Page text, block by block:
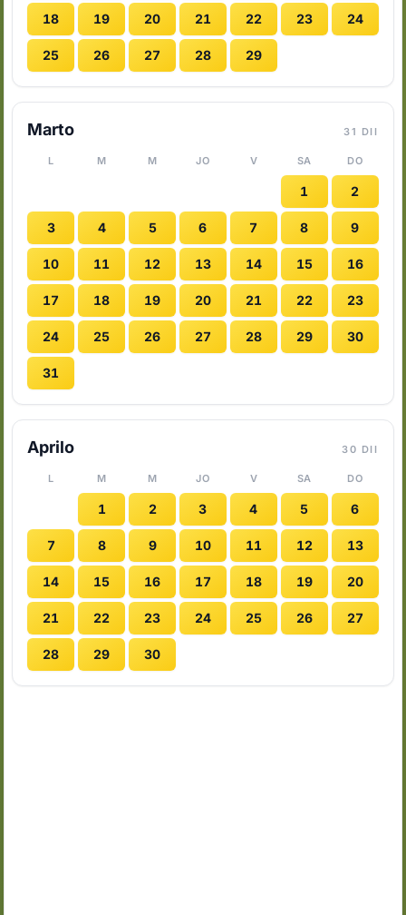
18 19 20 21 22 23 24
25 26 27 28 29
Marto 31 DII
L M M JO V SA DO
1 2
3 4 5 6 7 8 9
10 11 12 13 14 15 16
17 18 19 20 21 22 23
24 25 26 27 28 29 30
31
Aprilo 30 DII
L M M JO V SA DO
1 2 3 4 5 6
7 8 9 10 11 12 13
14 15 16 17 18 19 20
21 22 23 24 25 26 27
28 29 30